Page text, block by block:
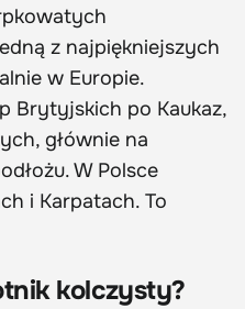
z najpiękniejszych
w Europie.
Brytyjskich po Kaukaz,
głównie na
W Polsce
i Karpatach. To
kolczysty?